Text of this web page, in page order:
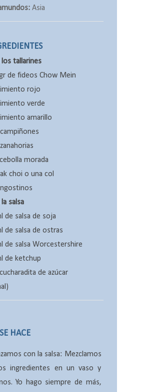
Asia
los tallarines
de fideos Chow Mein
rojo
verde
amarillo
morada
choi o una col
la salsa
de salsa de soja
de salsa de ostras
de salsa Worcestershire
de ketchup
de azúcar
HACE
con la salsa: Mezclamos
ingredientes en un vaso y
Yo hago siempre de más,